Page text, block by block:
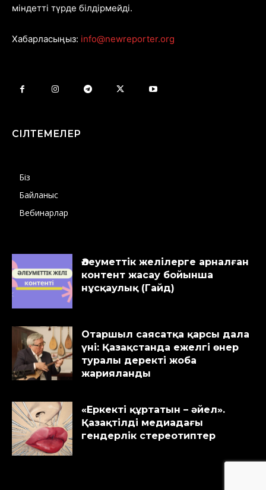
міндетті түрде білдірмейді.
Хабарласыңыз: info@newreporter.org
СІЛТЕМЕЛЕР
Біз
Байланыс
Вебинарлар
Әлеуметтік желілерге арналған
контент жасау бойынша
нұсқаулық (Гайд)
Отаршыл саясатқа қарсы дала
үні: Қазақстанда ежелгі өнер
туралы деректі жоба
жарияланды
«Еркекті құртатын – әйел».
Қазақтілді медиадағы
гендерлік стереотиптер